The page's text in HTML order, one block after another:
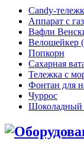
Candy-
Аппарат с
Вафли
Велошейкер
Попкорн
Сахарная
Тележка с
Фонтан для
Чуррос
Шоколадный